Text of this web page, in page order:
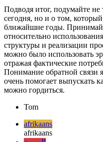
обратной связи.
process.exit ();
Подводя итог, подумайте не
сегодня, но и о том, который
ближайшие годы.
относительно
структуры и реализации
можно было использовать
отражая фактические
Понимание обратной связи
очень помогает выпускать
можно гордиться.